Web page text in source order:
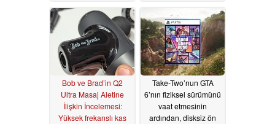
06/29/2026
Bob ve Brad’in Q2
Ultra Masaj Aletine
İlişkin İncelemesi:
Yüksek frekanslı kas
Take-Two’nun GTA
6’nın fiziksel sürümünü
vaat etmesinin
ardından, disksiz ön